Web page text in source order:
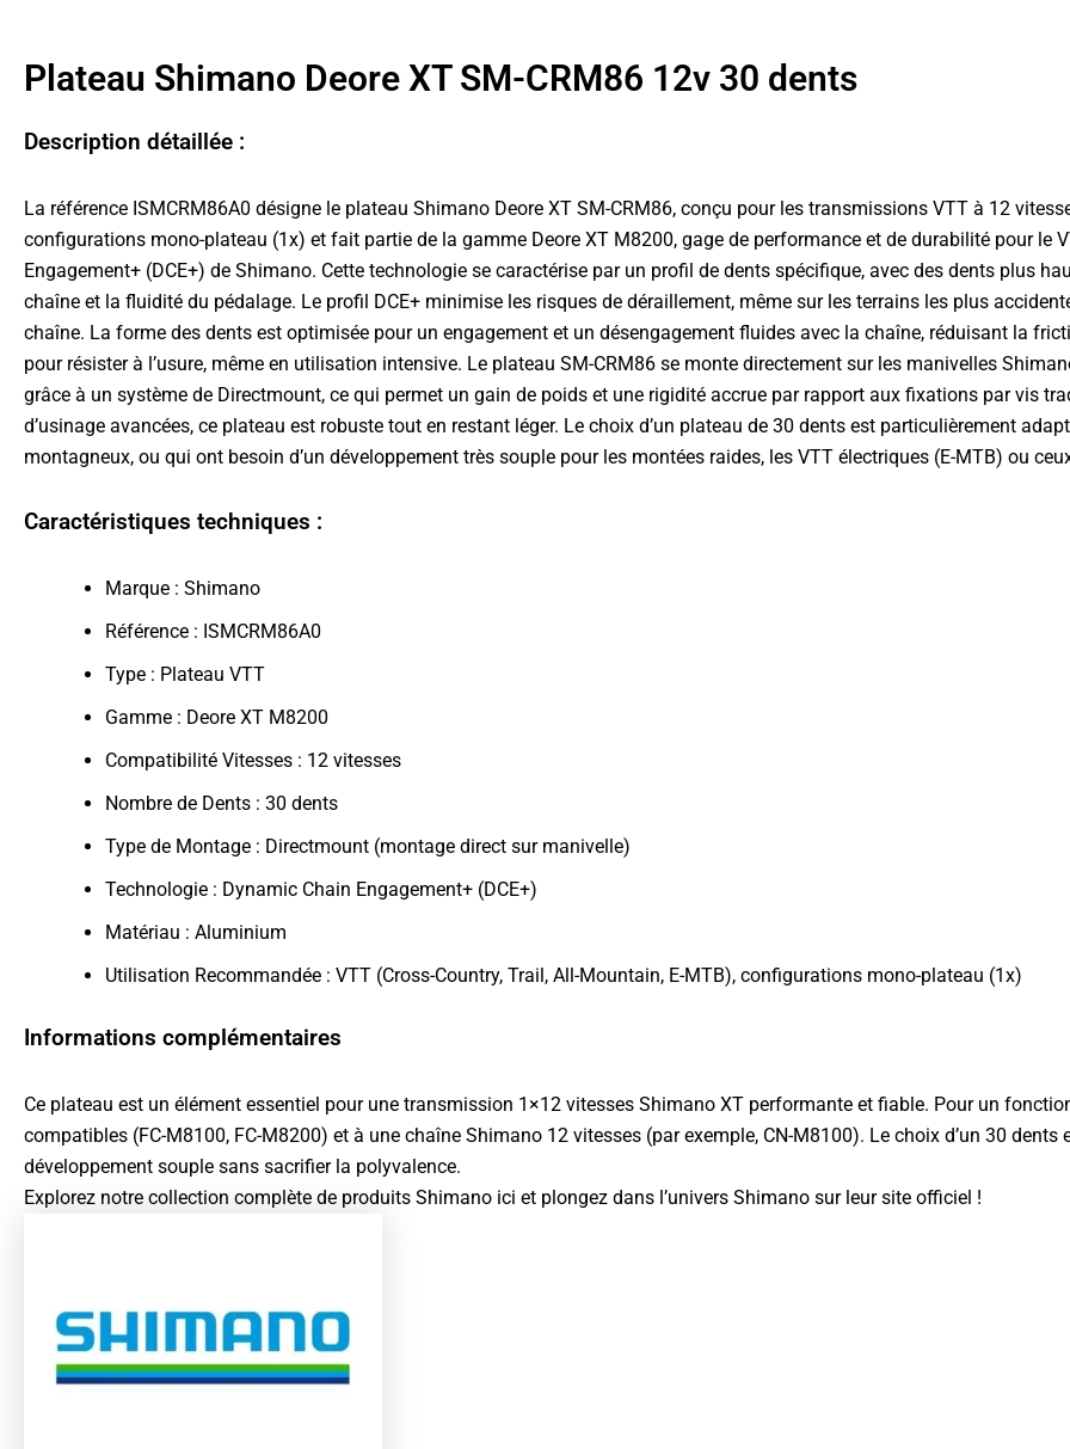
Plateau Shimano Deore XT SM-CRM86 12v 30 dents
Description détaillée :
La référence ISMCRM86A0 désigne le plateau Shimano Deore XT SM-CRM86, conçu pour les transmissions VTT à 12
configurations mono-plateau (1x) et fait partie de la gamme Deore XT M8200, gage de performance et de durabilité pour le
Engagement+ (DCE+) de Shimano. Cette technologie se caractérise par un profil de dents spécifique, avec des dents plus
chaîne et la fluidité du pédalage. Le profil DCE+ minimise les risques de déraillement, même sur les terrains les plus
chaîne. La forme des dents est optimisée pour un engagement et un désengagement fluides avec la chaîne, réduisant la
pour résister à l’usure, même en utilisation intensive. Le plateau SM-CRM86 se monte directement sur les manivelles
grâce à un système de Directmount, ce qui permet un gain de poids et une rigidité accrue par rapport aux fixations par vis
d’usinage avancées, ce plateau est robuste tout en restant léger. Le choix d’un plateau de 30 dents est particulièrement
montagneux, ou qui ont besoin d’un développement très souple pour les montées raides, les VTT électriques (E-MTB) ou
Caractéristiques techniques :
Marque : Shimano
Référence : ISMCRM86A0
Type : Plateau VTT
Gamme : Deore XT M8200
Compatibilité Vitesses : 12 vitesses
Nombre de Dents : 30 dents
Type de Montage : Directmount (montage direct sur manivelle)
Technologie : Dynamic Chain Engagement+ (DCE+)
Matériau : Aluminium
Utilisation Recommandée : VTT (Cross-Country, Trail, All-Mountain, E-MTB), configurations mono-plateau (1x)
Informations complémentaires
Ce plateau est un élément essentiel pour une transmission 1×12 vitesses Shimano XT performante et fiable. Pour un
compatibles (FC-M8100, FC-M8200) et à une chaîne Shimano 12 vitesses (par exemple, CN-M8100). Le choix d’un 30
développement souple sans sacrifier la polyvalence.
Explorez notre collection complète de produits Shimano ici et plongez dans l’univers Shimano sur leur site officiel !